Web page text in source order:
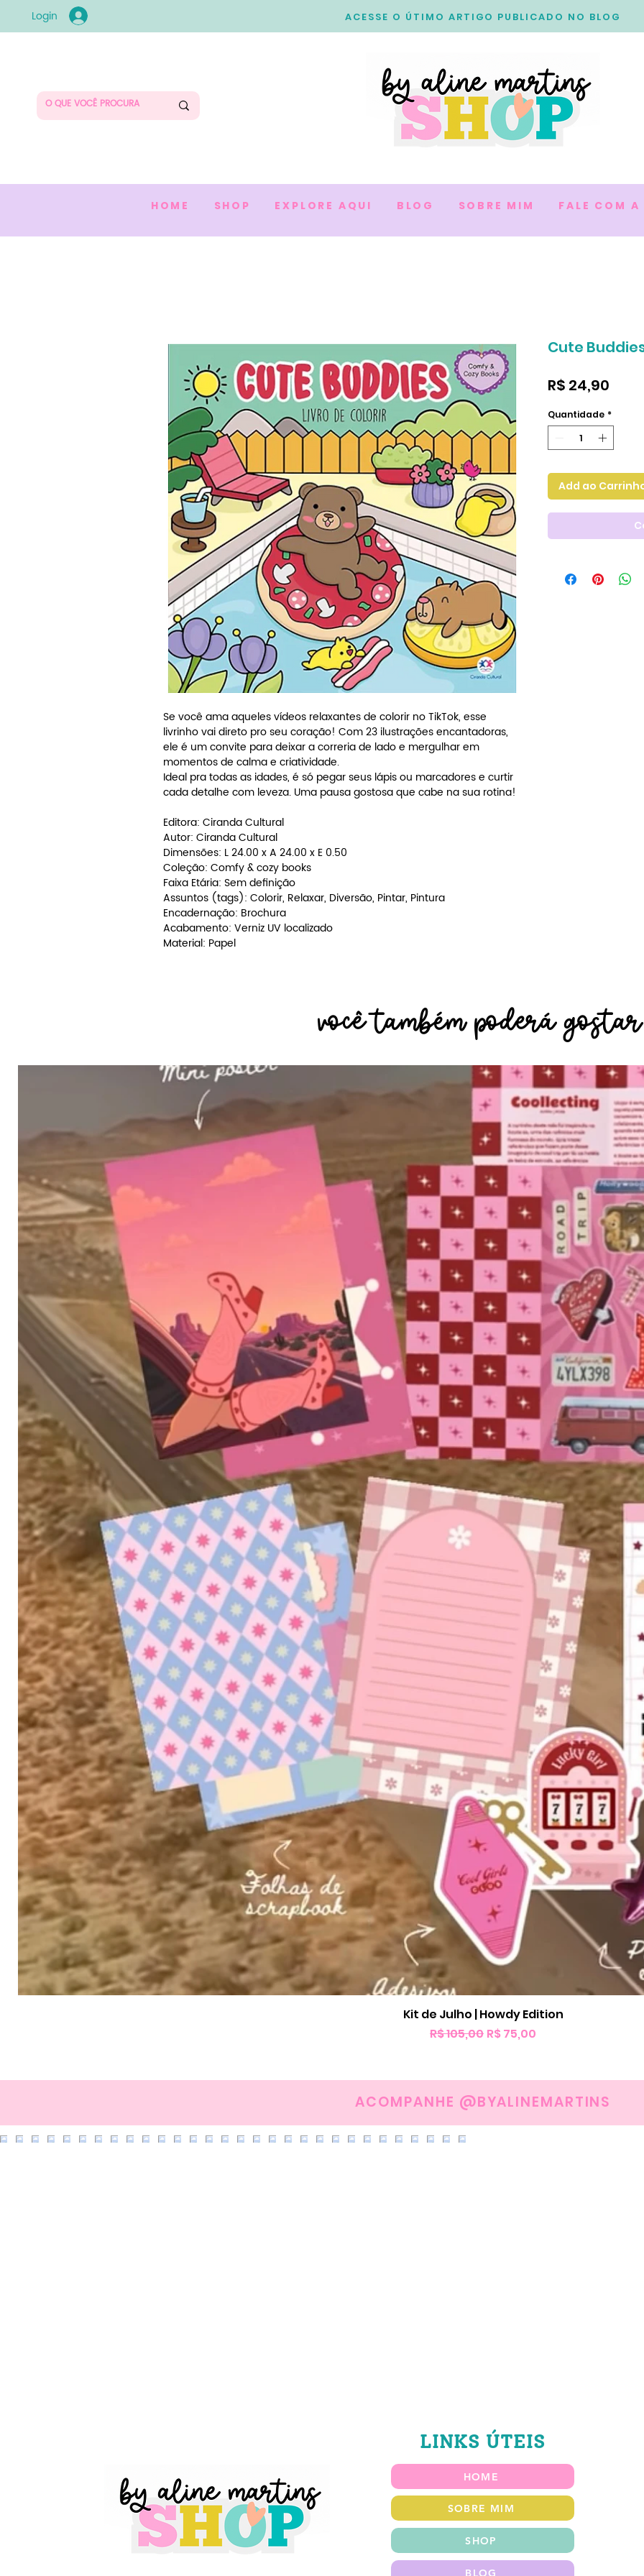
Login ACESSE O ÚTIMO ARTIGO PUBLICADO NO BLOG
HOME SHOP EXPLORE AQUI BLOG SOBRE MIM FALE COM A
Se você ama aqueles vídeos relaxantes de colorir no TikTok, esse
livrinho vai direto pro seu coração! Com 23 ilustrações encantadoras,
ele é um convite para deixar a correria de lado e mergulhar em
momentos de calma e criatividade.
Ideal pra todas as idades, é só pegar seus lápis ou marcadores e curtir
cada detalhe com leveza. Uma pausa gostosa que cabe na sua rotina!
Editora: Ciranda Cultural
Autor: Ciranda Cultural
Dimensões: L 24.00 x A 24.00 x E 0.50
Coleção: Comfy & cozy books
Faixa Etária: Sem definição
Assuntos (tags): Colorir, Relaxar, Diversão, Pintar, Pintura
Encadernação: Brochura
Acabamento: Verniz UV localizado
Material: Papel
Cute
R$ 24,90
Quantidade *
Add ao
você também poderá
Visualização rápida
Kit de Julho | Howdy Edition
Preço normal
R$ 105,00 Preço promocional
R$ 75,00
ACOMPANHE @BYALINEMARTINS
LINKS ÚTEIS
HOME
SOBRE MIM
SHOP
BLOG